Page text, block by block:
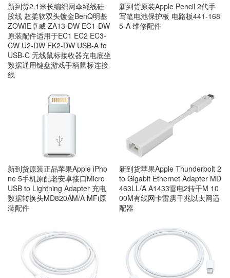
新到货2.1米长编织网伞绳线硅
胶线 超柔软双头镀金BenQ明基
ZOWIE卓威 ZA13-DW EC1-DW
原装配件适用于EC1 EC2 EC3-
CW U2-DW FK2-DW USB-A to
USB-C 无线鼠标接收器充电底坐
数据通用键盘游戏手柄鼠标连接
线
新到货原装Apple Pencil 2代手
写笔电池保护板 电路板441-168
5-A 维修配件
新到货原装正品苹果Apple iPho
ne 5手机原配老安卓接口Micro
USB to Lightning Adapter 充电
数据转换头MD820AM/A MFi原
装配件
新到货苹果Apple Thunderbolt 2
to Gigabit Ethernet Adapter MD
463LL/A A1433雷电2转千M 10
00M有线网卡雷雳千兆以太网适
配器